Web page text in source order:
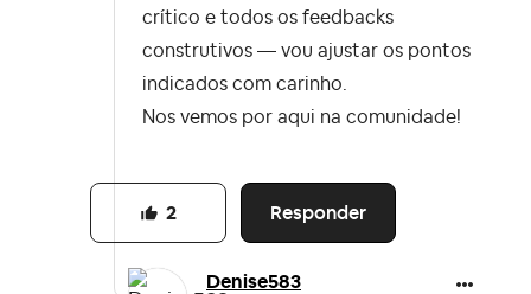
crítico e todos os feedbacks
construtivos — vou ajustar os pontos
indicados com carinho.
Nos vemos por aqui na comunidade!
Responder
2
Denise583